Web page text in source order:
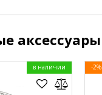
аксессуары
в наличии -2%